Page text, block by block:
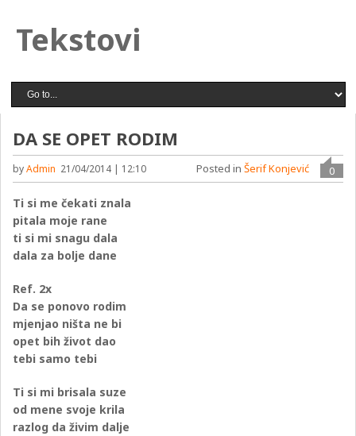
Tekstovi
DA SE OPET RODIM
byAdmin 21/04/2014 | 12:10 0
Posted in Šerif Konjević
Ti si me čekati znala
pitala moje rane
ti si mi snagu dala
dala za bolje dane
Ref. 2x
Da se ponovo rodim
mjenjao ništa ne bi
opet bih život dao
tebi samo tebi
Ti si mi brisala suze
od mene svoje krila
razlog da živim dalje